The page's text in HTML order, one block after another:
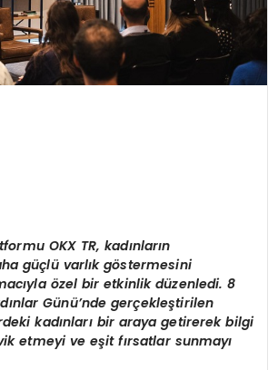
OKX TR, kadınların
güçlü varlık göstermesini
özel bir etkinlik düzenledi. 8
Günü’nde gerçekleştirilen
kadınları bir araya getirerek bilgi
etmeyi ve eşit fırsatlar sunmayı